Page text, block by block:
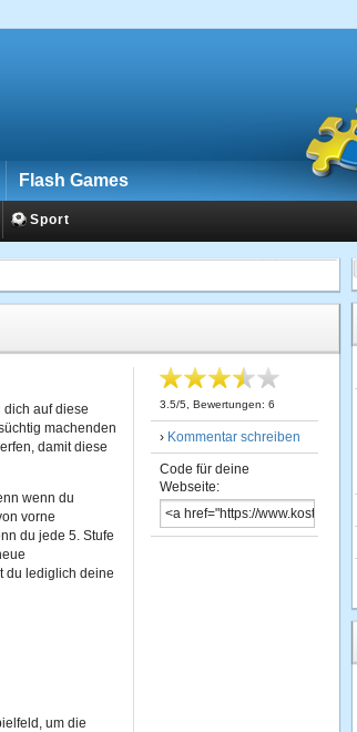
Flash Games
Sport
dich auf diese
machenden
damit diese
wenn du
vorne
du jede 5. Stufe
du lediglich deine
um die
3.5/5 , Bewertungen: 6
› Kommentar schreiben
Code für deine
Webseite: